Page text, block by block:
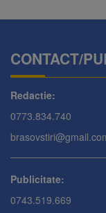
CONTACT/
Redactie:
0773.834.740
Publicitate:
0743.519.669